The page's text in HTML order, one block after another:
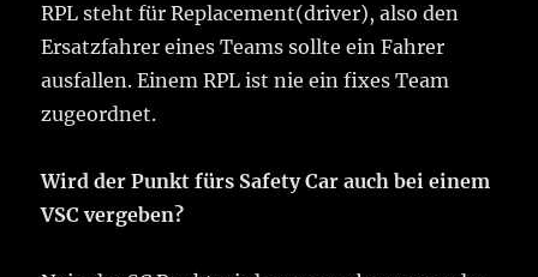
RPL steht für Replacement(driver), also den
Ersatzfahrer eines Teams sollte ein Fahrer
ausfallen. Einem RPL ist nie ein fixes Team
zugeordnet.
Wird der Punkt fürs Safety Car auch bei einem
VSC vergeben?